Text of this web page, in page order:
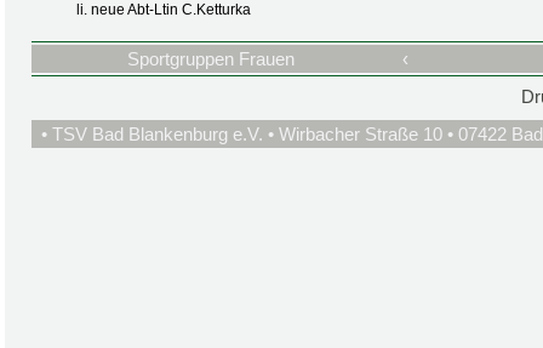
li. neue Abt-Ltin C.Ketturka
Sportgruppen Frauen
‹
• TSV Bad Blankenburg e.V. • Wirbacher Straße 10 • 07422